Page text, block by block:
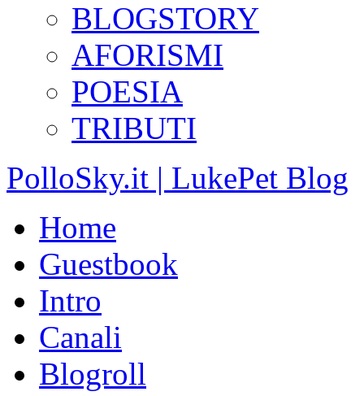
BLOGSTORY
AFORISMI
POESIA
TRIBUTI
PolloSky.it | LukePet Blog
Home
Guestbook
Intro
Canali
Blogroll